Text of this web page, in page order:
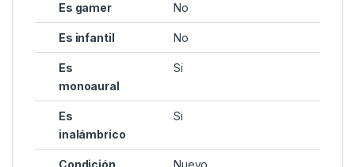
Es gamer No
Es infantil No
Es
monoaural
Si
Es
inalámbrico
Si